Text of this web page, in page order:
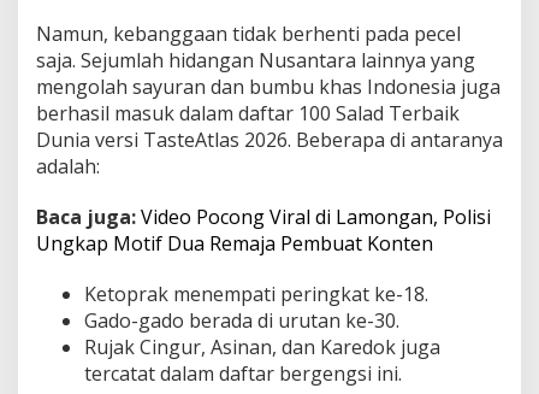
S
a
l
a
d
T
b
a
i
D
u
n
i
a
Namun, kebanggaan tidak berhenti pada pecel
saja. Sejumlah hidangan Nusantara lainnya yang
mengolah sayuran dan bumbu khas Indonesia juga
berhasil masuk dalam daftar 100 Salad Terbaik
Dunia versi TasteAtlas 2026. Beberapa di antaranya
adalah:
Baca juga:Video Pocong Viral di Lamongan, Polisi
Ungkap Motif Dua Remaja Pembuat Konten
Ketoprak menempati peringkat ke-18.
Gado-gado berada di urutan ke-30.
Rujak Cingur, Asinan, dan Karedok juga
tercatat dalam daftar bergengsi ini.